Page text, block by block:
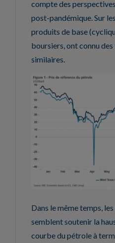
compte des
post-pandémique. Sur
produits de base
boursiers, ont connu
similaires.
Dans le même temps,
semblent soutenir la
courbe du pétrole à